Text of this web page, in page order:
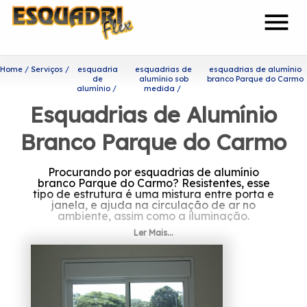
menu
Home Serviços
esquadria
de
alumínio
esquadrias de
alumínio sob
medida
esquadrias de alumínio
branco Parque do Carmo
Esquadrias de Alumínio
Branco Parque do Carmo
Procurando por esquadrias de alumínio
branco Parque do Carmo? Resistentes, esse
tipo de estrutura é uma mistura entre porta e
janela, e ajuda na circulação de ar no
ambiente, assim como a iluminação.
Como achar esquadrias de
alumínio branco Parque do
Carmo?
Visando sempre a satisfação de seus clientes,
Ler Mais...